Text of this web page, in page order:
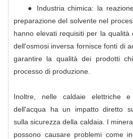
● Industria chimica: la
preparazione del solvente nel
hanno elevati requisiti per la qualità
dell'osmosi inversa fornisce fonti di
garantire la qualità dei prodotti
processo di produzione.
Inoltre, nelle caldaie elettriche
dell'acqua ha un impatto diretto
sulla sicurezza della caldaia. I
possono causare problemi come